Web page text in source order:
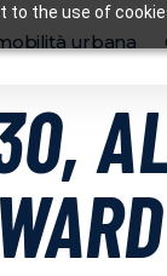
to the use of
urbana